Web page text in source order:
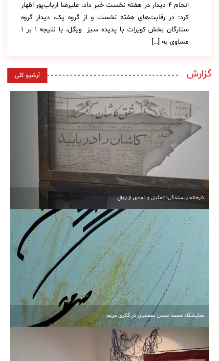
انجام ۴ دیدار در هفته نخست خبر داد. علیرضا ارباب‌پور اظهار
کرد: در رقابت‌های هفته نخست و از گروه یک، دیدار گروه
ستارگان بخش کویرات با پدیده سبز ویگل، با نتیجه ۱ بر ۱
مساوی به […]
گزارش آرشیو کلی
کارخانه ریسندگی؛ تمثیل و نمادی از زوال
نمایشگاه محمد حسن نعمتیان در گالری مریم